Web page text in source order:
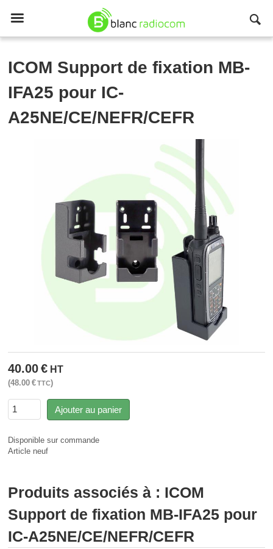

ICOM Support de fixation MB-
IFA25 pour IC-
A25NE/CE/NEFR/CEFR
40.00 € HT
48.00 €TTC
Ajouter au panier
Disponible sur commande
Article neuf
Produits associés à : ICOM
Support de fixation MB-IFA25 pour
IC-A25NE/CE/NEFR/CEFR